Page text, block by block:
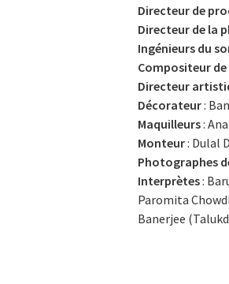
Directeur de
Directeur de la
Ingénieurs du
Compositeur
Directeur
Décorateur:
Maquilleurs:
Monteur: Dulal
Photographes
Interprètes:
Paromita
Banerjee